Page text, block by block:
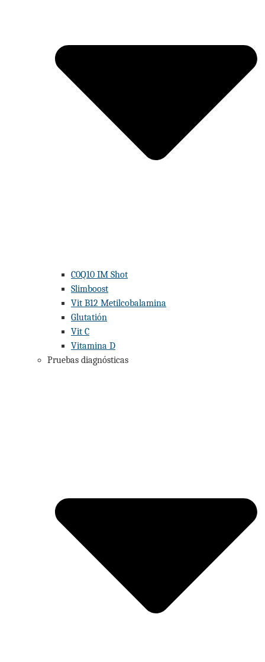
C0Q10 IM Shot
Slimboost
Vit B12 Metilcobalamina
Glutatión
Vit C
Vitamina D
Pruebas diagnósticas